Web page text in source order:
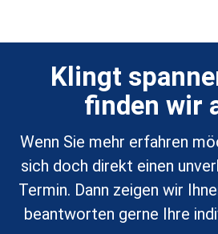
Klingt
finden wir
Wenn Sie mehr erfahren
sich doch direkt einen
Termin. Dann zeigen wir
beantworten gerne Ihre